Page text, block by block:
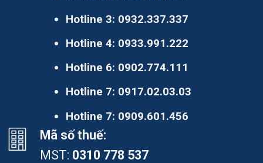
Hotline 3: 0932.337.337
Hotline 4: 0933.991.222
Hotline 6: 0902.774.111
Hotline 7: 0917.02.03.03
Hotline 7: 0909.601.456
Mã số thuế:
MST: 0310 778 537